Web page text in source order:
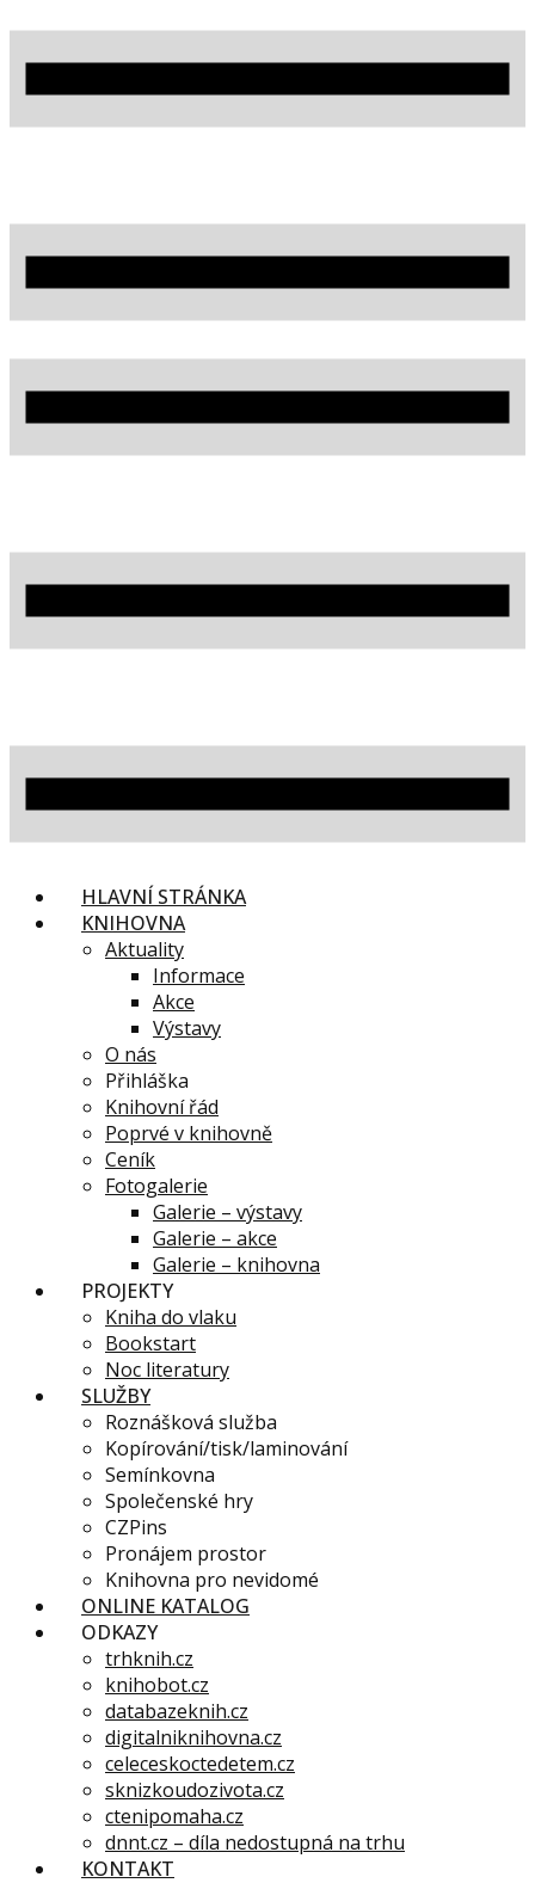
HLAVNÍ STRÁNKA
KNIHOVNA
Aktuality
Informace
Akce
Výstavy
O nás
Přihláška
Knihovní řád
Poprvé v knihovně
Ceník
Fotogalerie
Galerie – výstavy
Galerie – akce
Galerie – knihovna
PROJEKTY
Kniha do vlaku
Bookstart
Noc literatury
SLUŽBY
Roznášková služba
Kopírování/tisk/laminování
Semínkovna
Společenské hry
CZPins
Pronájem prostor
Knihovna pro nevidomé
ONLINE KATALOG
ODKAZY
trhknih.cz
knihobot.cz
databazeknih.cz
digitalniknihovna.cz
celeceskoctedetem.cz
sknizkoudozivota.cz
ctenipomaha.cz
dnnt.cz – díla nedostupná na trhu
KONTAKT